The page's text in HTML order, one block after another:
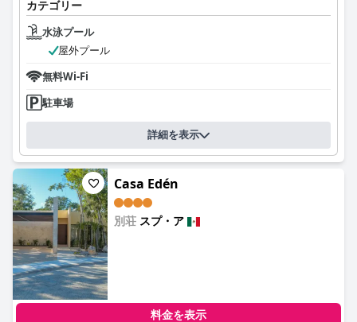
カテゴリー
水泳プール
屋外プール
無料Wi-Fi
駐車場
詳細を表示
Casa Edén
別荘 スプ・ア
料金を表示